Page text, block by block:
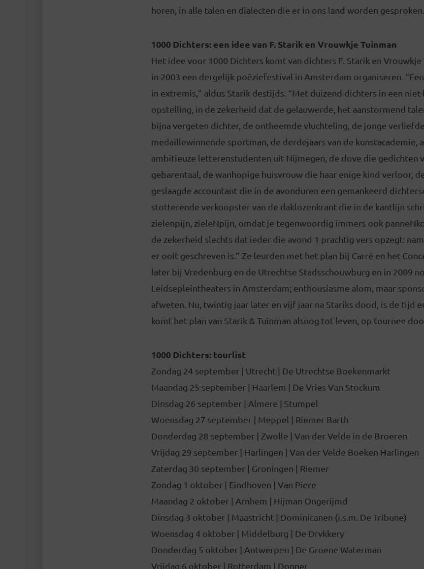
horen, in alle talen en dialecten die er in ons land worden gesproken.
1000 Dichters: een idee van F. Starik en Vrouwkje Tuinman
Het idee voor 1000 Dichters komt van dichters F. Starik en Vrouwkje
in 2003 een dergelijk poëziefestival in Amsterdam organiseren.
in extremis,” aldus Starik destijds. “Met duizend dichters in een
opstelling, in de zekerheid dat de gelauwerde, het aanstormend
bijna vergeten dichter, de ontheemde vluchteling, de jonge
medaillewinnende sportman, de derdejaars van de kunstacademie,
ambitieuze letterenstudenten uit Nijmegen, de dove die gedichten
gebarentaal, de wanhopige huisvrouw die haar enige kind verloor,
geslaagde accountant die in de avonduren een gemankeerd
stotterende verkoopster van de daklozenkrant die in de kantlijn
zielenpijn, zieleNpijn, omdat je tegenwoordig immers ook
de zekerheid slechts dat ieder die avond 1 prachtig vers opzegt:
er ooit geschreven is.” Ze leurden met het plan bij Carré en het
later bij Vredenburg en de Utrechtse Stadsschouwburg en in 2009
Leidsepleintheaters in Amsterdam; enthousiasme alom, maar
afweten. Nu, twintig jaar later en vijf jaar na Stariks dood, is de tijd
komt het plan van Starik & Tuinman alsnog tot leven, op tournee
1000 Dichters: tourlist
Zondag 24 september | Utrecht | De Utrechtse Boekenmarkt
Maandag 25 september | Haarlem | De Vries Van Stockum
Dinsdag 26 september | Almere | Stumpel
Woensdag 27 september | Meppel | Riemer Barth
Donderdag 28 september | Zwolle | Van der Velde in de Broeren
Vrijdag 29 september | Harlingen | Van der Velde Boeken Harlingen
Zaterdag 30 september | Groningen | Riemer
Zondag 1 oktober | Eindhoven | Van Piere
Maandag 2 oktober | Arnhem | Hijman Ongerijmd
Dinsdag 3 oktober | Maastricht | Dominicanen (i.s.m. De Tribune)
Woensdag 4 oktober | Middelburg | De Drvkkery
Donderdag 5 oktober | Antwerpen | De Groene Waterman
Vrijdag 6 oktober | Rotterdam | Donner